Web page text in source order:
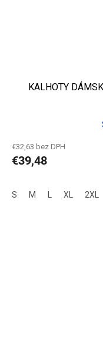
KALHOTY
€32,63 bez DPH
€39,48
S M XL 2XL